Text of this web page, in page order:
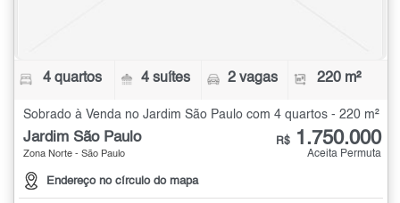
4 quartos 4 suítes 2 vagas 220 m²
Sobrado à Venda no Jardim São Paulo com 4 quartos - 220 m²
Jardim São Paulo
Zona Norte - São Paulo
Endereço no círculo do mapa
R$ 1.750.000
Aceita Permuta